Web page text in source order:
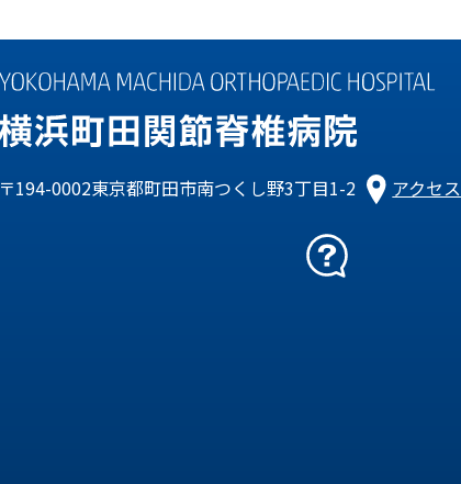
〒194-0002東京都町田市南つくし野3丁目1-2 アクセス